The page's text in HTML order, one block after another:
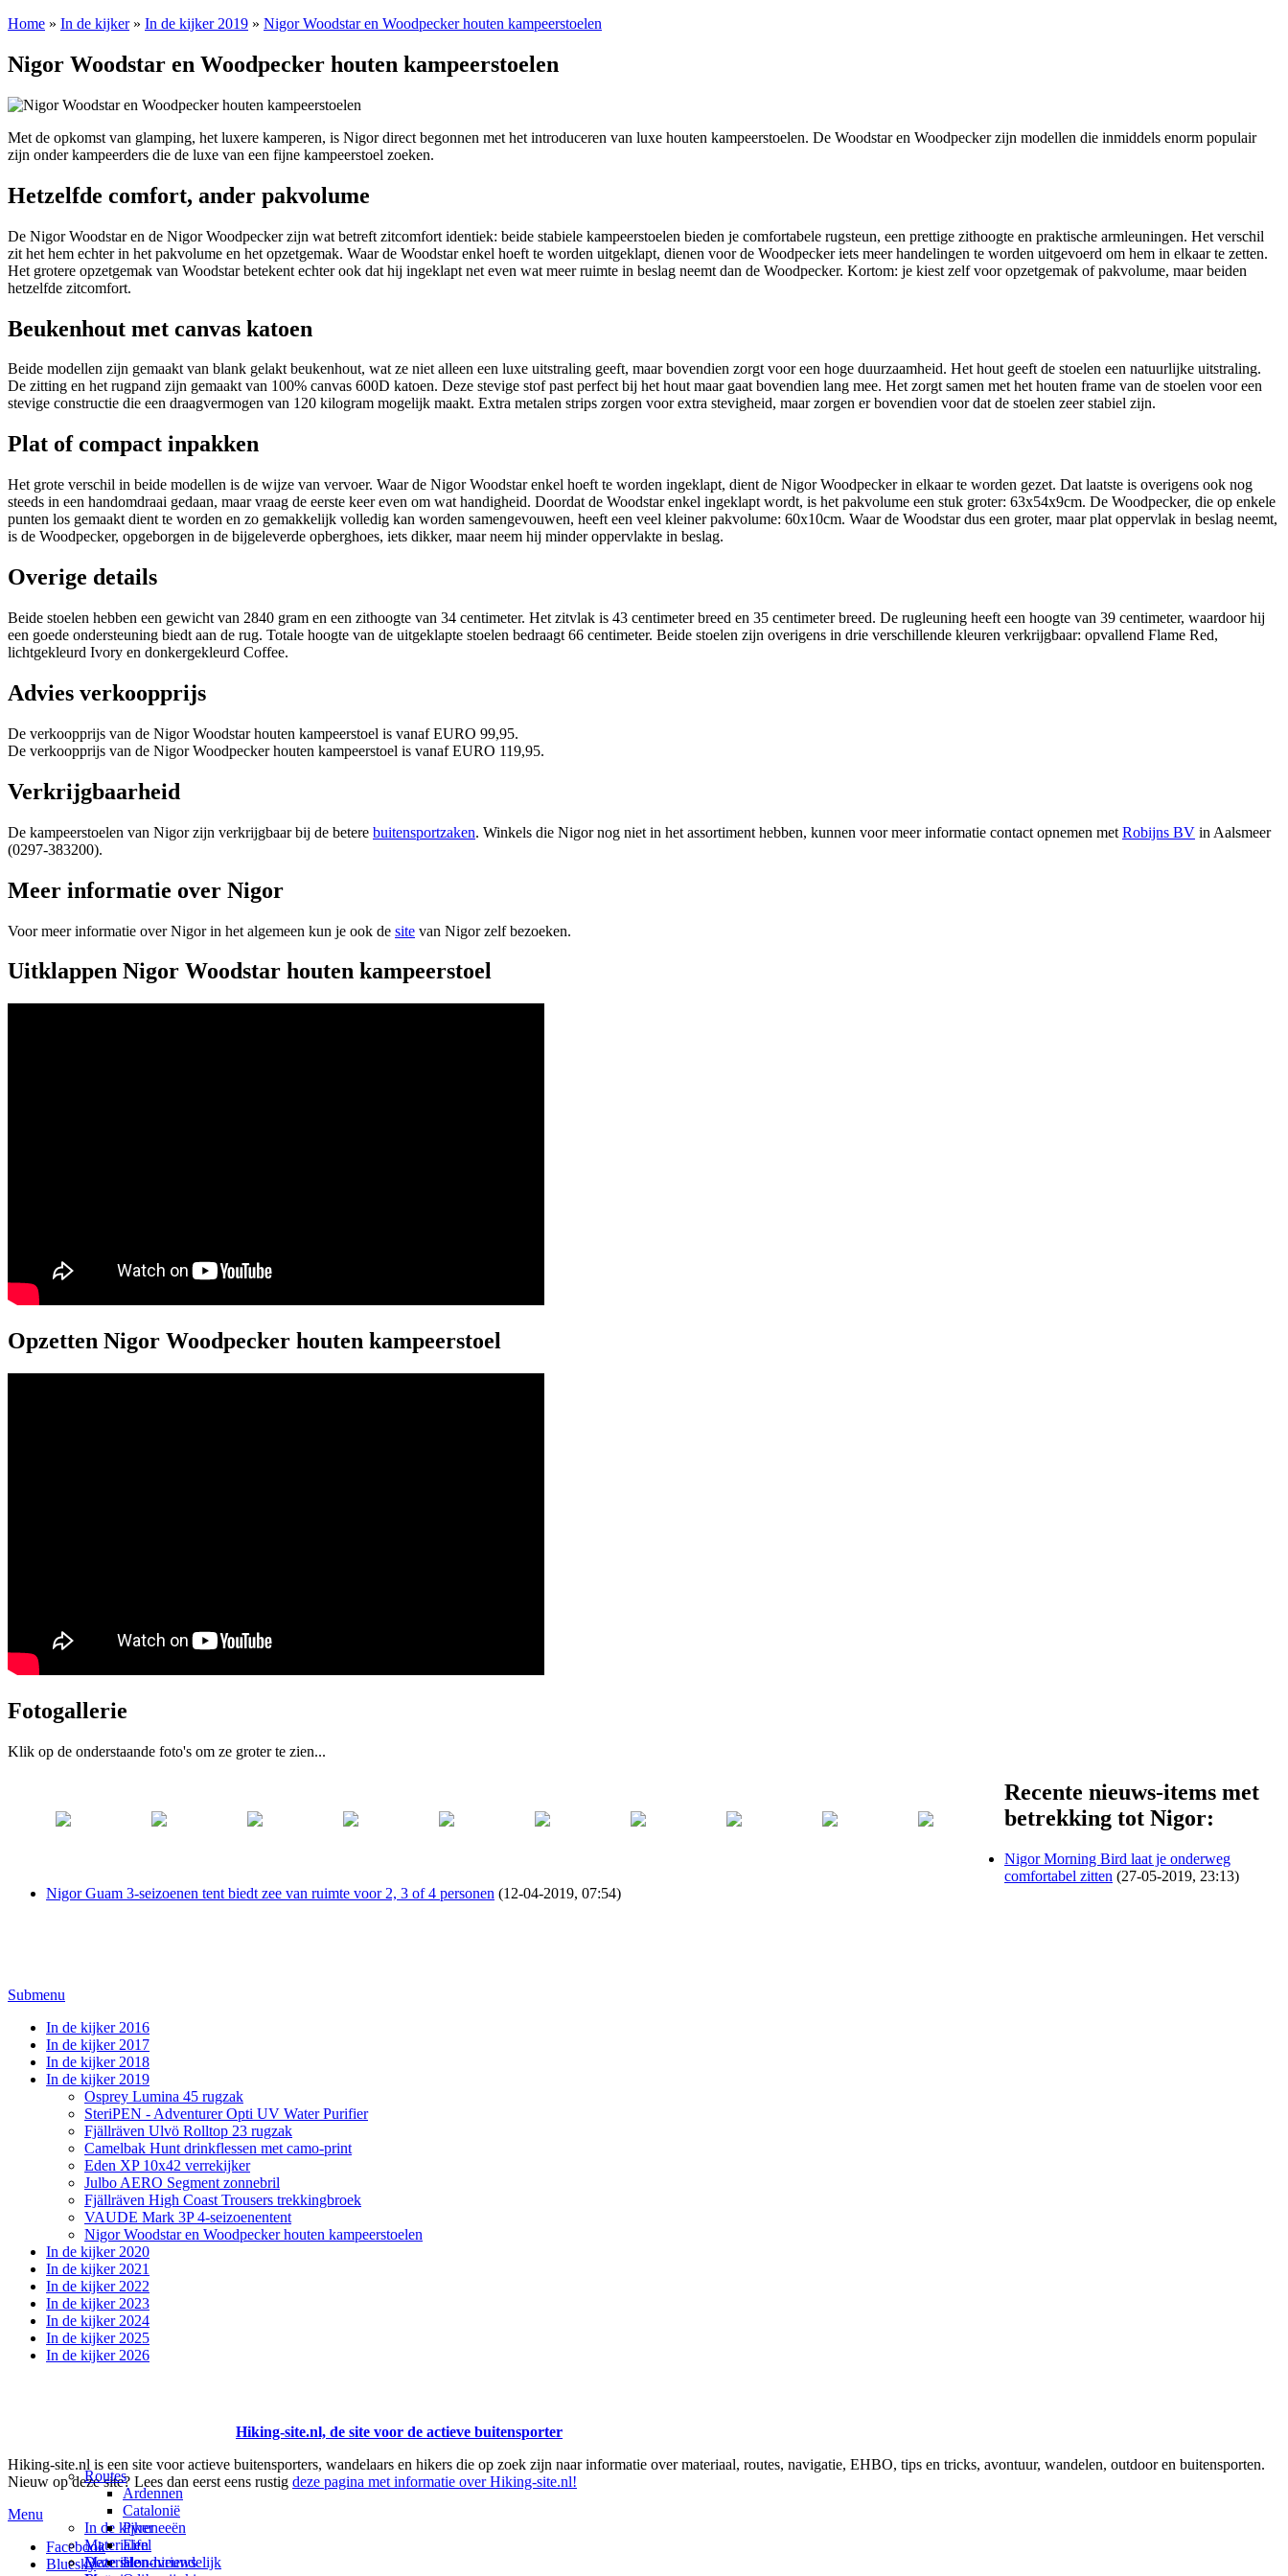
Home » In de kijker» In de kijker 2019 » Nigor Woodstar en Woodpecker houten kampeerstoelen
Nigor Woodstar en Woodpecker houten kampeerstoelen
Met de opkomst van glamping, het luxere kamperen, is Nigor direct begonnen met het introduceren van luxe houten kampeerstoelen. De Woodstar en Woodpecker zijn modellen die inmiddels enorm populair
zijn onder kampeerders die de luxe van een fijne kampeerstoel zoeken.
Hetzelfde comfort, ander pakvolume
De Nigor Woodstar en de Nigor Woodpecker zijn wat betreft zitcomfort identiek: beide stabiele kampeerstoelen bieden je comfortabele rugsteun, een prettige zithoogte en praktische armleuningen. Het verschil
zit het hem echter in het pakvolume en het opzetgemak. Waar de Woodstar enkel hoeft te worden uitgeklapt, dienen voor de Woodpecker iets meer handelingen te worden uitgevoerd om hem in elkaar te zetten.
Het grotere opzetgemak van Woodstar betekent echter ook dat hij ingeklapt net even wat meer ruimte in beslag neemt dan de Woodpecker. Kortom: je kiest zelf voor opzetgemak of pakvolume, maar beiden
hetzelfde zitcomfort.
Beukenhout met canvas katoen
Beide modellen zijn gemaakt van blank gelakt beukenhout, wat ze niet alleen een luxe uitstraling geeft, maar bovendien zorgt voor een hoge duurzaamheid. Het hout geeft de stoelen een natuurlijke uitstraling.
De zitting en het rugpand zijn gemaakt van 100% canvas 600D katoen. Deze stevige stof past perfect bij het hout maar gaat bovendien lang mee. Het zorgt samen met het houten frame van de stoelen voor een
stevige constructie die een draagvermogen van 120 kilogram mogelijk maakt. Extra metalen strips zorgen voor extra stevigheid, maar zorgen er bovendien voor dat de stoelen zeer stabiel zijn.
Plat of compact inpakken
Het grote verschil in beide modellen is de wijze van vervoer. Waar de Nigor Woodstar enkel hoeft te worden ingeklapt, dient de Nigor Woodpecker in elkaar te worden gezet. Dat laatste is overigens ook nog
steeds in een handomdraai gedaan, maar vraag de eerste keer even om wat handigheid. Doordat de Woodstar enkel ingeklapt wordt, is het pakvolume een stuk groter: 63x54x9cm. De Woodpecker, die op enkele
punten los gemaakt dient te worden en zo gemakkelijk volledig kan worden samengevouwen, heeft een veel kleiner pakvolume: 60x10cm. Waar de Woodstar dus een groter, maar plat oppervlak in beslag neemt,
is de Woodpecker, opgeborgen in de bijgeleverde opberghoes, iets dikker, maar neem hij minder oppervlakte in beslag.
Overige details
Beide stoelen hebben een gewicht van 2840 gram en een zithoogte van 34 centimeter. Het zitvlak is 43 centimeter breed en 35 centimeter breed. De rugleuning heeft een hoogte van 39 centimeter, waardoor hij
een goede ondersteuning biedt aan de rug. Totale hoogte van de uitgeklapte stoelen bedraagt 66 centimeter. Beide stoelen zijn overigens in drie verschillende kleuren verkrijgbaar: opvallend Flame Red,
lichtgekleurd Ivory en donkergekleurd Coffee.
Advies verkoopprijs
De verkoopprijs van de Nigor Woodstar houten kampeerstoel is vanaf EURO 99,95.
De verkoopprijs van de Nigor Woodpecker houten kampeerstoel is vanaf EURO 119,95.
Verkrijgbaarheid
De kampeerstoelen van Nigor zijn verkrijgbaar bij de betere buitensportzaken. Winkels die Nigor nog niet in het assortiment hebben, kunnen voor meer informatie contact opnemen met Robijns BV in Aalsmeer
(0297-383200).
Meer informatie over Nigor
Voor meer informatie over Nigor in het algemeen kun je ook de site van Nigor zelf bezoeken.
Uitklappen Nigor Woodstar houten kampeerstoel
Opzetten Nigor Woodpecker houten kampeerstoel
Fotogallerie
Klik op de onderstaande foto's om ze groter te zien...
Recente nieuws-items met
betrekking tot Nigor:
Nigor Morning Bird laat je onderweg
comfortabel zitten (27-05-2019, 23:13)
Nigor Guam 3-seizoenen tent biedt zee van ruimte voor 2, 3 of 4 personen (12-04-2019, 07:54)
Submenu
In de kijker 2016
In de kijker 2017
In de kijker 2018
In de kijker 2019
Osprey Lumina 45 rugzak
SteriPEN - Adventurer Opti UV Water Purifier
Fjällräven Ulvö Rolltop 23 rugzak
Camelbak Hunt drinkflessen met camo-print
Eden XP 10x42 verrekijker
Julbo AERO Segment zonnebril
Fjällräven High Coast Trousers trekkingbroek
VAUDE Mark 3P 4-seizoenentent
Nigor Woodstar en Woodpecker houten kampeerstoelen
In de kijker 2020
In de kijker 2021
In de kijker 2022
In de kijker 2023
In de kijker 2024
In de kijker 2025
In de kijker 2026
Hiking-site.nl, de site voor de actieve buitensporter
Hiking-site.nl is een site voor actieve buitensporters, wandelaars en hikers die op zoek zijn naar informatie over materiaal, routes, navigatie, EHBO, tips en tricks, avontuur, wandelen, outdoor en buitensporten.
Nieuw op deze site? Lees dan eerst eens rustig deze pagina met informatie over Hiking-site.nl!
Menu
Facebook
Bluesky
In de kijker
Materialen
Materialen-nieuws
Routes
Ardennen
Catalonië
Pyreneeën
Eifel
Hondvriendelijk
Deze site